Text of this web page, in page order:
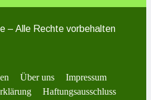
– Alle Rechte vorbehalten
Über uns
Impressum
Haftungsausschluss